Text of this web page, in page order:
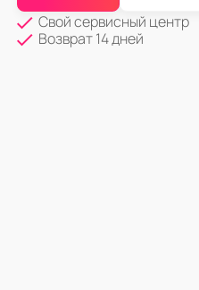
Свой сервисный центр
Возврат 14 дней